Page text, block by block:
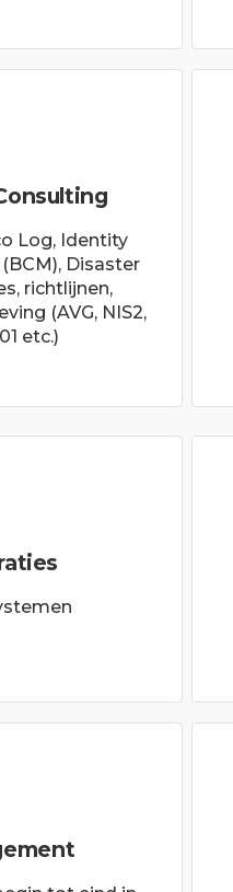
Log, Identity
Disaster
richtlijnen,
(AVG, NIS2,
etc.)